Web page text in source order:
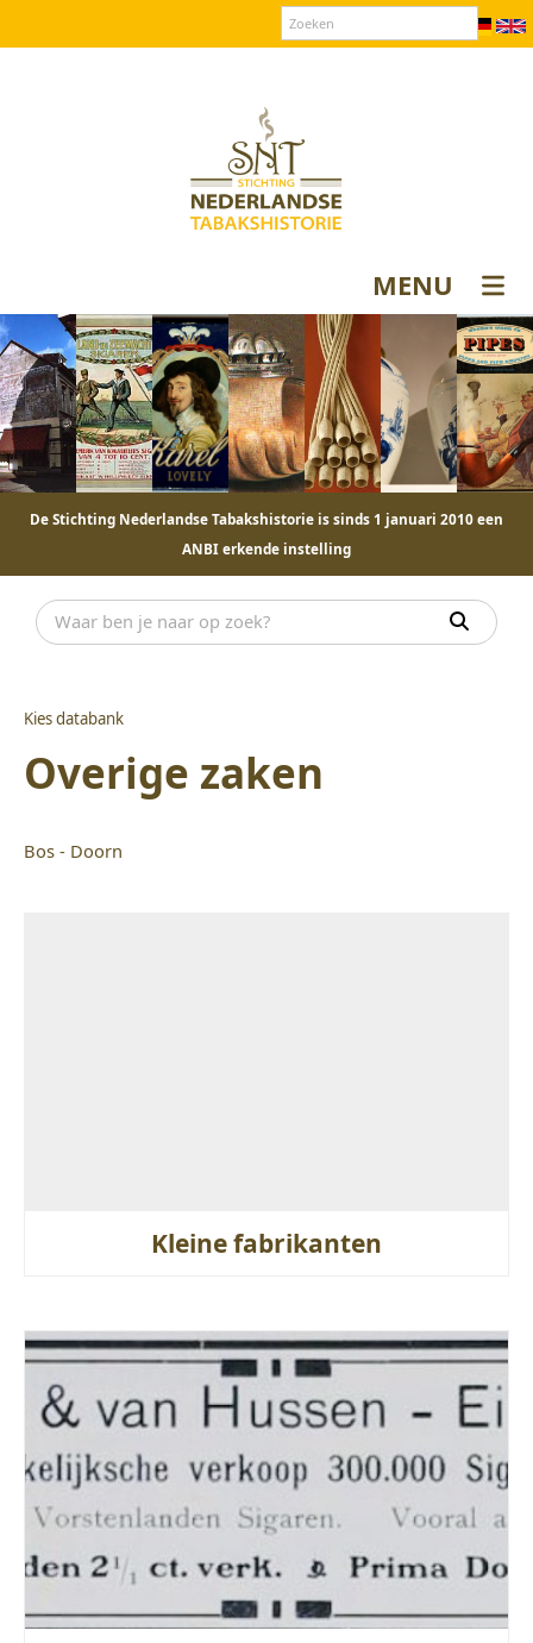
MENU
De Stichting Nederlandse Tabakshistorie is sinds 1 januari 2010 een
ANBI erkende instelling
Kies databank
Overige zaken
Bos - Doorn
Kleine fabrikanten